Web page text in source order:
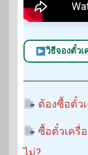
วิธีจองตั๋ว
ต้องซื้อตั๋ว
ซื้อตั๋วเครื่